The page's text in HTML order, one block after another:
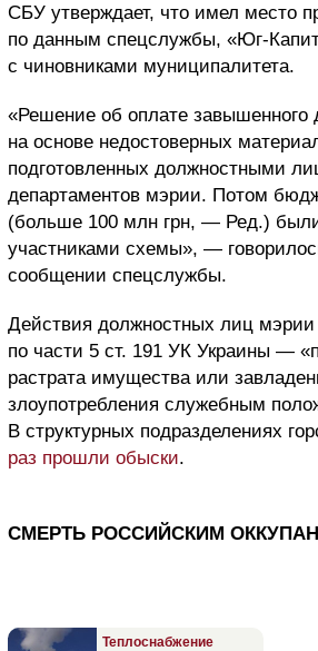
СБУ утверждает, что имел место
по данным спецслужбы, «Юг-
с чиновниками муниципалитета.
«Решение об оплате завышенного
на основе недостоверных
подготовленных должностными
департаментов мэрии. Потом
(больше 100 млн грн, — Ред.)
участниками схемы», —
сообщении спецслужбы.
Действия должностных лиц
по части 5 ст. 191 УК Украины —
растрата имущества или
злоупотребления служебным
В структурных подразделениях
раз прошли обыски.
СМЕРТЬ РОССИЙСКИМ
Теплоснабжение